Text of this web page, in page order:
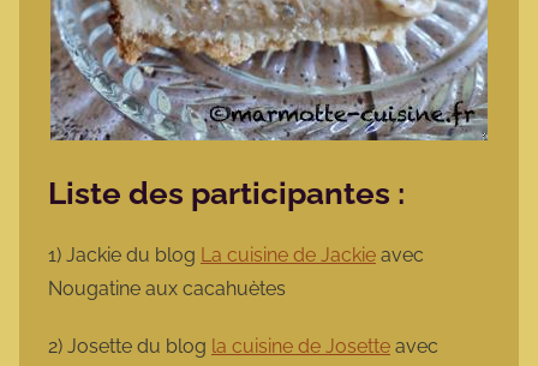
Liste des participantes :
1) Jackie du blog La cuisine de Jackie avec
Nougatine aux cacahuètes
2) Josette du blog la cuisine de Josette avec